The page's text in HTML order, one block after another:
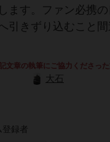
ます。ファン必携
引きずり込むこと
記文章の執筆にご協力くださっ
大石
登録者